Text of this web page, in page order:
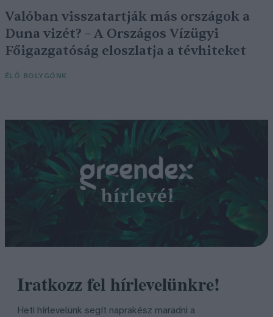
Valóban visszatartják más országok a
Duna vizét? – A Országos Vízügyi
Főigazgatóság eloszlatja a tévhiteket
ÉLŐ BOLYGÓNK
Iratkozz fel hírlevelünkre!
Heti hírlevelünk segít naprakész maradni a